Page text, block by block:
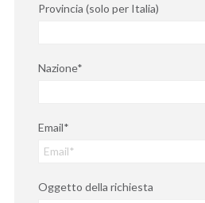
Provincia (solo per Italia)
Nazione*
Email*
Oggetto della richiesta